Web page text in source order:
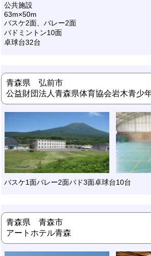
公共施設
63m×50m
バスケ2面、バレー2面
バドミントン10面
卓球台32台
青森県 弘前市
公益財団法人青森県体育協会岩木青少
バスケ1面バレー2面バド3面卓球台10台
青森県 青森市
アートホテル青森